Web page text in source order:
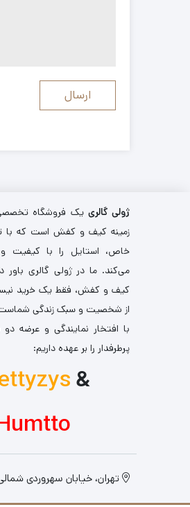
ژولی گالری یک فروشگاه
زمینه کیف و کفش است که با
خاص، استایل را با کیفیت و
می‌کند. ما در ژولی گالری باور
کیف و کفش، فقط یک خرید
از شخصیت و سبک زندگی
با افتخار نمایندگی و عرضه
پرطرفدار را بر عهده داریم:
&
تهران، خیابان سهروردی